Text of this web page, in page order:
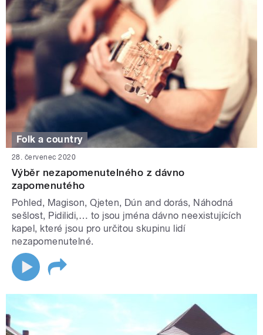
Folk a country
28. červenec 2020
Výběr nezapomenutelného z dávno
zapomenutého
Pohled, Magison, Qjeten, Dún and dorás, Náhodná
sešlost, Pidilidi,… to jsou jména dávno neexistujících
kapel, které jsou pro určitou skupinu lidí
nezapomenutelné.